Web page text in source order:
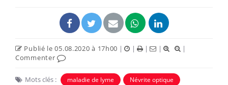
Publié le 05.08.2020 à 17h00 | | | |
|
Commenter
Mots clés : maladie de lyme
Névrite optique